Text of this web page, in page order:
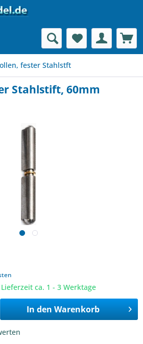
fester Stahlstft
Stahlstift, 60mm
ca. 1 - 3 Werktage
In den Warenkorb